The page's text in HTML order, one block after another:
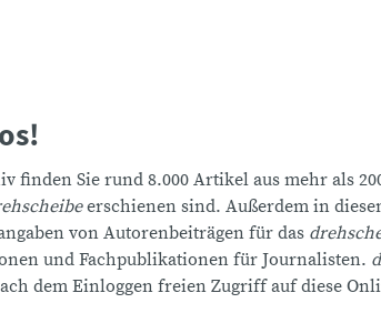
finden Sie rund 8.000 Artikel aus mehr als
erschienen sind. Außerdem in
von Autorenbeiträgen für das
und Fachpublikationen für Journalisten.
dem Einloggen freien Zugriff auf diese